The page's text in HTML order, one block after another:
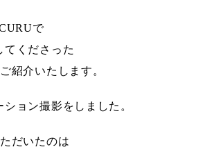
で
てくださった
紹介いたします。
ョン撮影をしました。
だいたのは